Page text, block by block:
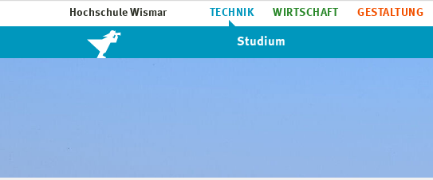
Hochschule Wismar TECHNIK WIRTSCHAFT GESTALTUNG
Studium